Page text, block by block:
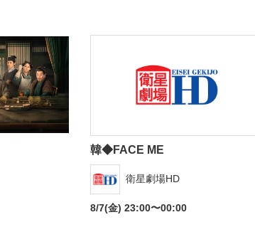
韓◆FACE ME
衛星劇場HD
8/7(金) 23:00〜00:00